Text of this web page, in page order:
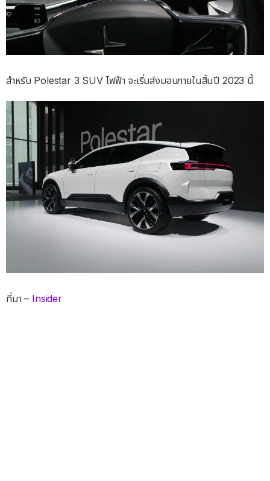
สำหรับ Polestar 3 SUV ไฟฟ้า จะเริ่มส่งมอบภายในสิ้นปี 2023 นี้
ที่มา – Insider